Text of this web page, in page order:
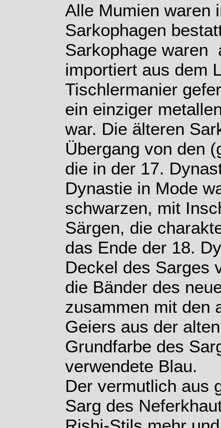
Alle Mumien waren
Sarkophagen
Sarkophage waren
importiert aus dem
Tischlermanier
ein einziger
war. Die älteren
Übergang von den
die in der 17.
Dynastie in Mode
schwarzen, mit
Särgen, die
das Ende der 18.
Deckel des Sarges
die Bänder des
zusammen mit den
Geiers aus der
Grundfarbe des
verwendete Blau.
Der vermutlich aus
Sarg des